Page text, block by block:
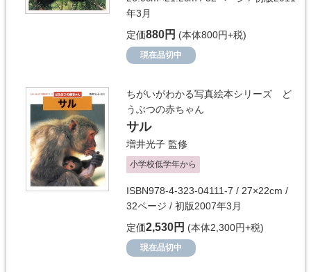
年3月
定価880円 (本体800円+税)
現在品切中
ちがいがわかる写真絵本シリーズ ど
うぶつの赤ちゃん
サル
増井光子 監修
小学校低学年から
ISBN978-4-323-04111-7 / 27×22cm /
32ページ / 初版2007年3月
定価2,530円 (本体2,300円+税)
現在品切中